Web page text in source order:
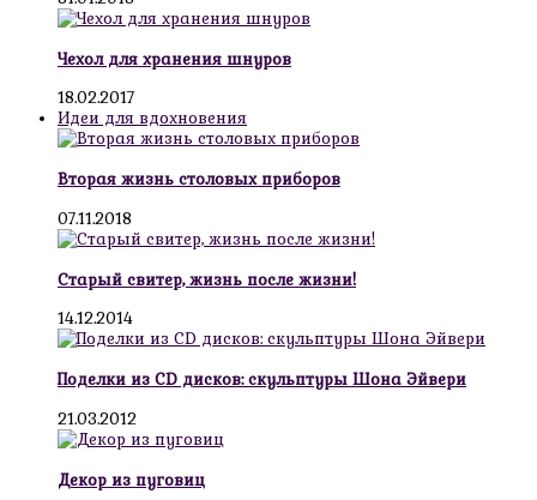
Чехол для хранения шнуров
18.02.2017
Идеи для вдохновения
Вторая жизнь столовых приборов
07.11.2018
Старый свитер, жизнь после жизни!
14.12.2014
Поделки из CD дисков: скульптуры Шона Эйвери
21.03.2012
Декор из пуговиц